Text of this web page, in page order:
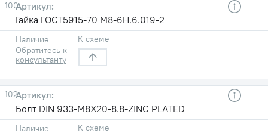
100
Гайка ГОСТ5915-70 М8-6H.6.019-2
Наличие
Обратитесь к
консультанту
К схеме
102
Болт DIN 933-M8X20-8.8-ZINC PLATED
Наличие
К схеме